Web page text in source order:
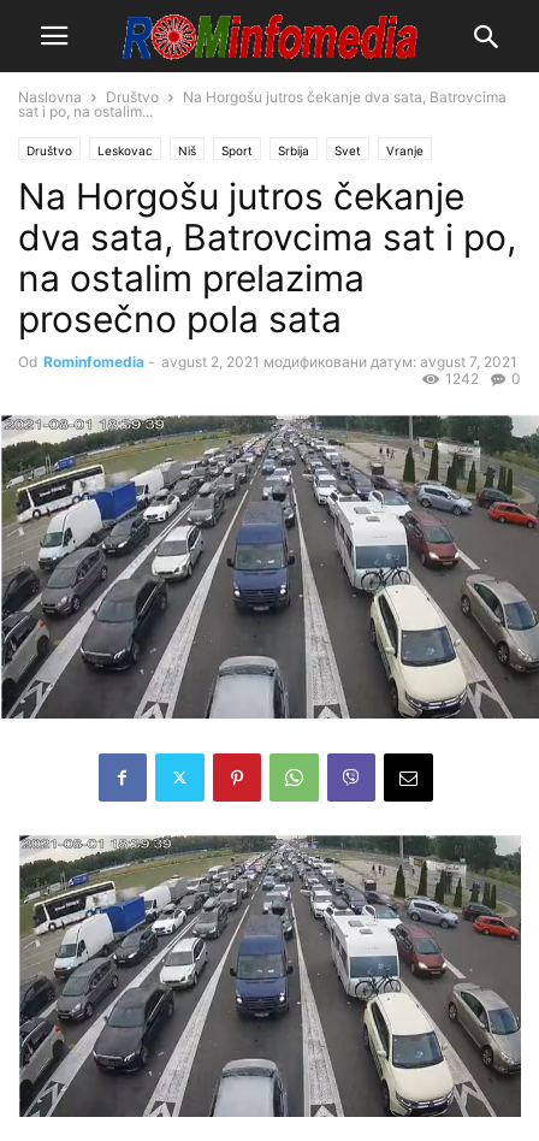
Naslovna Društvo
Na Horgošu jutros čekanje dva sata, Batrovcima
sat i po, na ostalim...
Društvo Leskovac Niš Sport Srbija Svet Vranje
Na Horgošu jutros čekanje
dva sata, Batrovcima sat i po,
na ostalim prelazima
prosečno pola sata
Od Rominfomedia - avgust 2, 2021 модификовани датум: avgust 7, 2021
0
1242